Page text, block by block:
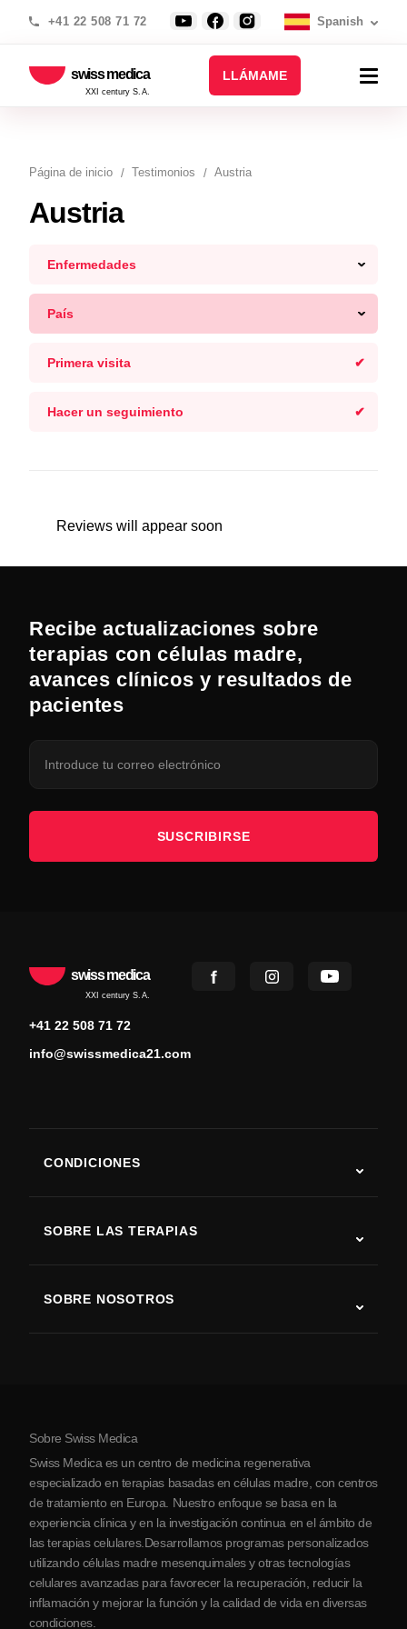
+41 22 508 71 72 Spanish
swiss medica
XXI century S.A.
LLÁMAME
Página de inicio Testimonios Austria
Austria
Enfermedades
País
Primera visita
Hacer un seguimiento
Reviews will appear soon
Recibe actualizaciones sobre
terapias con células madre,
avances clínicos y resultados de
pacientes
SUSCRIBIRSE
swiss medica
XXI century S.A.
+41 22 508 71 72
info@swissmedica21.com
CONDICIONES
Enfermedad de Parkinson
Artritis
SOBRE LAS TERAPIAS
SOBRE NOSOTROS
Sobre Serbia
Colaboraciones
Sobre Swiss Medica
Swiss Medica es un centro de medicina regenerativa
especializado en terapias basadas en células madre, con centros
de tratamiento en Europa. Nuestro enfoque se basa en la
experiencia clínica y en la investigación continua en el ámbito de
las terapias celulares.Desarrollamos programas personalizados
utilizando células madre mesenquimales y otras tecnologías
celulares avanzadas para favorecer la recuperación, reducir la
inflamación y mejorar la función y la calidad de vida en diversas
condiciones.